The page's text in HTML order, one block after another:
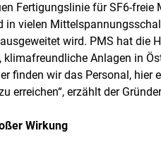
Fertigungslinie für SF6-
in vielen
wird. PMS hat die
Anlagen in
finden wir das Personal,
erreichen“, erzählt der
Wirkung